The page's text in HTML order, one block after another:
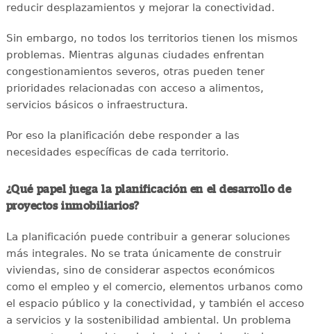
reducir desplazamientos y mejorar la conectividad.
Sin embargo, no todos los territorios tienen los mismos
problemas. Mientras algunas ciudades enfrentan
congestionamientos severos, otras pueden tener
prioridades relacionadas con acceso a alimentos,
servicios básicos o infraestructura.
Por eso la planificación debe responder a las
necesidades específicas de cada territorio.
¿Qué papel juega la planificación en el desarrollo de
proyectos inmobiliarios?
La planificación puede contribuir a generar soluciones
más integrales. No se trata únicamente de construir
viviendas, sino de considerar aspectos económicos
como el empleo y el comercio, elementos urbanos como
el espacio público y la conectividad, y también el acceso
a servicios y la sostenibilidad ambiental. Un problema